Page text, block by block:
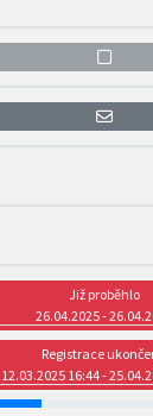
Již proběhlo
26.04.2025 -
Registrace
12.03.2025 16:44 -